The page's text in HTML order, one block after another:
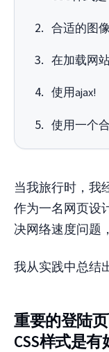
合适的图
在加载网
使用ajax!
使用一个
当我旅行时，我
作为一名网页设
决网络速度问题
我从实践中总结
重要的登陆
CSS样式是有